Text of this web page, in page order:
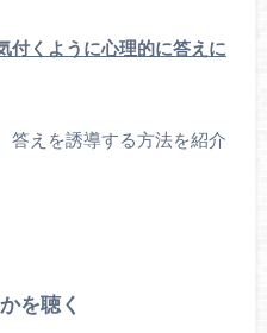
付くように心理的に答えに
答えを誘導する方法を紹介
を聴く